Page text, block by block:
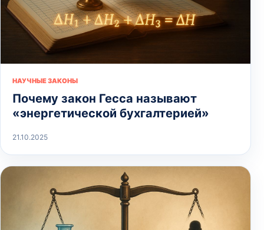
НАУЧНЫЕ ЗАКОНЫ
Почему закон Гесса называют
«энергетической бухгалтерией»
21.10.2025